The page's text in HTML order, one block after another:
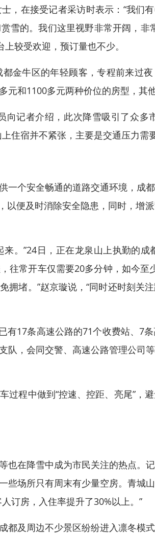
在接受记者采访时表示：“我们
雪的。我们这里视野非常开阔，
较受欢迎，预订量也不少。
牛区的年轻顾客，专程前来过夜
元和1100多元两种价位的房型，其
记者介绍，此次降雪吸引了众多
住宿并不紧张，主要是交通压力需
个安全畅通的道路交通环境，成
便及时消除安全隐患，同时，增
”24日，正在龙泉山上执勤的成
往常开车仅需要20多分钟，如今至
堵。”赵京璇说，“同时还时刻关
17条高速公路的71个收费站、7
，会同交警、高速公路管理公司
程中做到“控速、控距、亮尾”，
在降雪中成为市民关注的热点。
场所只有周末有少量空房。青城
订房，入住率提升了30%以上。”
及周边不少景区纷纷进入凛冬模